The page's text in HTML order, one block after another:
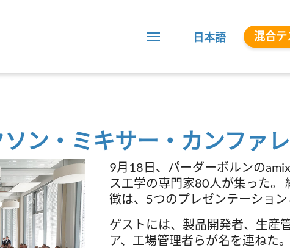
日本語 混合テ
ン・ミキサー・カンファ
9月18日、パーダーボルンの
ス工学の専門家80人が集った。
徴は、5つのプレゼンテーショ
ゲストには、製品開発者、生産
ア、工場管理者らが名を連ねた